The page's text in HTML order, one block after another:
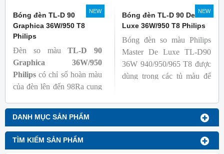
DANH MỤC SẢN PHẨM
TÌM KIẾM SẢN PHẨM
cả ban đầu và trong suốt
tuổi thọ của bóng đèn, với
khả năng duy trì quang
thông cao
- Tạo ra từ màu trắng ấm
đến ánh sáng ban ngày mát
mẻ
sắc trực quan. Giúp người
dùng có thể phát hiện và
đánh giá các chất phát sáng
và keo trong sản phẩm.
NEW
Bóng đèn TL-D 90
Graphica 36W/950 T8
Philips
Đèn so màu TL-D 90
Graphica 36W/950
Philips có chỉ số hoàn màu
của đèn lên đến 98Ra cung
gần với ánh sáng tự nhiên
giúp các sự vật hiện lên một
cách rõ ràng, đạt chuẩn màu
NEW
Bóng đèn TL-D 90 De
Luxe 36W/950 T8 Philips
Bóng đèn so màu Philips
Master De Luxe TL-D90
36W 940/950/965 T8 được
dùng trong các tủ màu để
nguồn sáng khác nhau, với
nguồn sáng trung thực, đảm
bảo chất lượng mẫu mã, sản
xuất và kiểm tra chất lượng